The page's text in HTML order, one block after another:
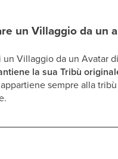
un Villaggio da un
un Villaggio da un Avatar
la sua Tribù
sempre alla